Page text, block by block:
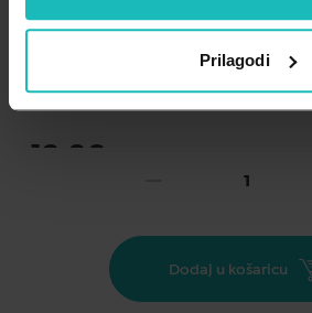
Prilagodi
Važna obavijest prema Zakonu o zaštiti
13,88
Vitamin D doprinosi normalnoj funkciji
doprinosi održavanju normalnih kostiju,
Dodaj u košaricu